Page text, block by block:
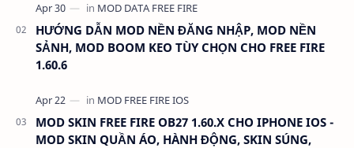
HƯỚNG DẪN MOD NỀN ĐĂNG NHẬP, MOD NỀN
SẢNH, MOD BOOM KEO TÙY CHỌN CHO FREE FIRE
1.60.6
MOD SKIN FREE FIRE OB27 1.60.X CHO IPHONE IOS -
MOD SKIN QUẦN ÁO, HÀNH ĐỘNG, SKIN SÚNG,